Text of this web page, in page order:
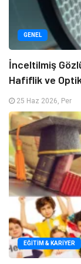
GENEL
İnceltilmiş
Hafiflik ve
25 Haz 2026, Per
EĞITIM & KARIYER